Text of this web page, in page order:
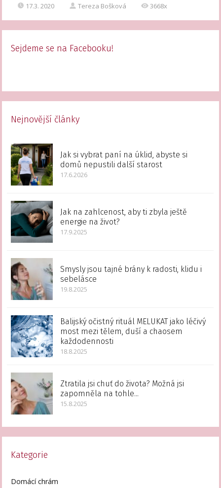
17.3. 2020 Tereza Bošková 3668x
Sejdeme se na Facebooku!
Nejnovější články
Jak si vybrat paní na úklid, abyste si
domů nepustili další starost
17.6.2026
Jak na zahlcenost, aby ti zbyla ještě
energie na život?
17.9.2025
Smysly jsou tajné brány k radosti, klidu i
sebelásce
19.8.2025
Balijský očistný rituál MELUKAT jako léčivý
most mezi tělem, duší a chaosem
každodennosti
18.8.2025
Ztratila jsi chuť do života? Možná jsi
zapomněla na tohle...
15.8.2025
Kategorie
Domácí chrám